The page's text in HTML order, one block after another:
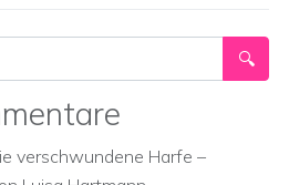
verschwundene Harfe –